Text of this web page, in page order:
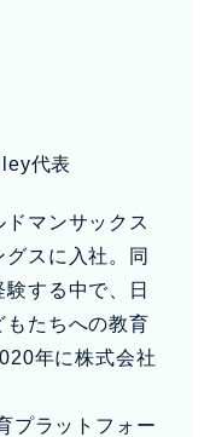
代表
マンサックス
スに入社。同
する中で、日
もたちへの教育
年に株式会社
プラットフォー